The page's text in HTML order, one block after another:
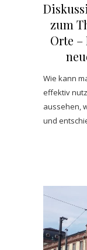
zum
Orte
Wie kann
effektiv
aussehen,
und